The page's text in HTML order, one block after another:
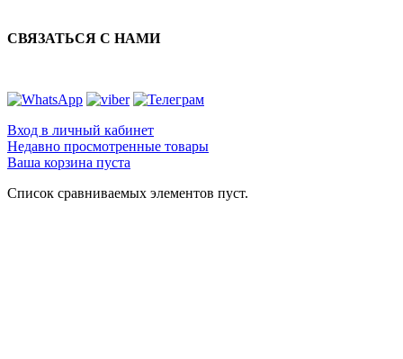
СВЯЗАТЬСЯ С НАМИ
Вход в личный кабинет
Недавно просмотренные товары
Ваша корзина пуста
Список сравниваемых элементов пуст.